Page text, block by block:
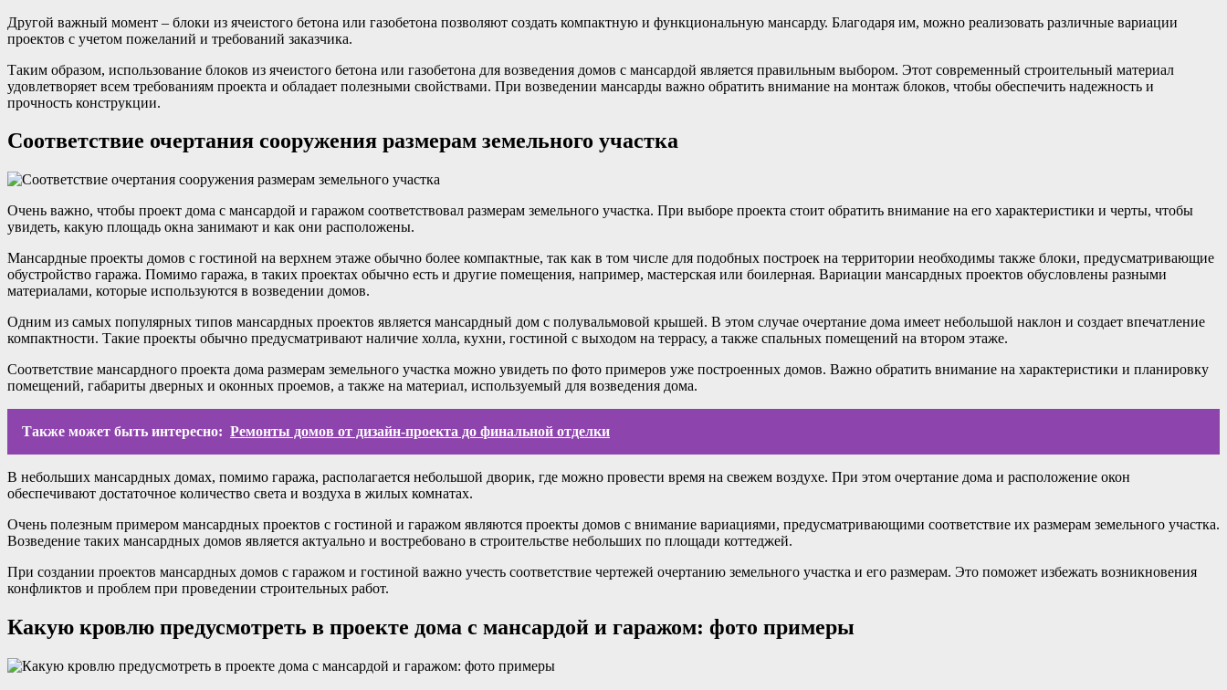
Другой важный момент – блоки из ячеистого бетона или газобетона позволяют создать компактную и функциональную мансарду. Благодаря им, можно реализовать различные вариации
проектов с учетом пожеланий и требований заказчика.
Таким образом, использование блоков из ячеистого бетона или газобетона для возведения домов с мансардой является правильным выбором. Этот современный строительный материал
удовлетворяет всем требованиям проекта и обладает полезными свойствами. При возведении мансарды важно обратить внимание на монтаж блоков, чтобы обеспечить надежность и
прочность конструкции.
Соответствие очертания сооружения размерам земельного участка
Очень важно, чтобы проект дома с мансардой и гаражом соответствовал размерам земельного участка. При выборе проекта стоит обратить внимание на его характеристики и черты, чтобы
увидеть, какую площадь окна занимают и как они расположены.
Мансардные проекты домов с гостиной на верхнем этаже обычно более компактные, так как в том числе для подобных построек на территории необходимы также блоки, предусматривающие
обустройство гаража. Помимо гаража, в таких проектах обычно есть и другие помещения, например, мастерская или боилерная. Вариации мансардных проектов обусловлены разными
материалами, которые используются в возведении домов.
Одним из самых популярных типов мансардных проектов является мансардный дом с полувальмовой крышей. В этом случае очертание дома имеет небольшой наклон и создает впечатление
компактности. Такие проекты обычно предусматривают наличие холла, кухни, гостиной с выходом на террасу, а также спальных помещений на втором этаже.
Соответствие мансардного проекта дома размерам земельного участка можно увидеть по фото примеров уже построенных домов. Важно обратить внимание на характеристики и планировку
помещений, габариты дверных и оконных проемов, а также на материал, используемый для возведения дома.
Также может быть интересно: Ремонты домов от дизайн-проекта до финальной отделки
В небольших мансардных домах, помимо гаража, располагается небольшой дворик, где можно провести время на свежем воздухе. При этом очертание дома и расположение окон
обеспечивают достаточное количество света и воздуха в жилых комнатах.
Очень полезным примером мансардных проектов с гостиной и гаражом являются проекты домов с внимание вариациями, предусматривающими соответствие их размерам земельного участка.
Возведение таких мансардных домов является актуально и востребовано в строительстве небольших по площади коттеджей.
При создании проектов мансардных домов с гаражом и гостиной важно учесть соответствие чертежей очертанию земельного участка и его размерам. Это поможет избежать возникновения
конфликтов и проблем при проведении строительных работ.
Какую кровлю предусмотреть в проекте дома с мансардой и гаражом: фото примеры